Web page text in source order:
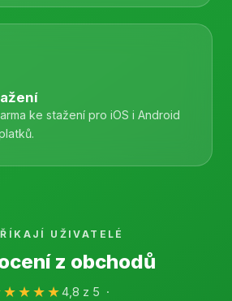
ke stažení pro iOS i Android
UŽIVATELÉ
z obchodů
4,8 z 5 ·